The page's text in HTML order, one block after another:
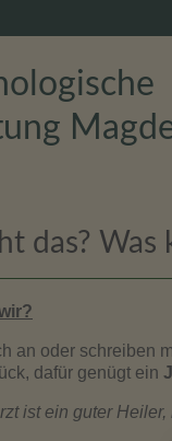
das? Was
an oder schreiben
dafür genügt ein
ist ein guter